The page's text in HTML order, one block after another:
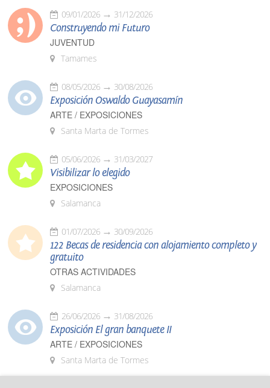
09/01/2026 31/12/2026
Construyendo mi Futuro
JUVENTUD
Tamames
08/05/2026 30/08/2026
Exposición Oswaldo Guayasamín
ARTE / EXPOSICIONES
Santa Marta de Tormes
05/06/2026 31/03/2027
Visibilizar lo elegido
EXPOSICIONES
Salamanca
01/07/2026 30/09/2026
122 Becas de residencia con alojamiento completo y
gratuito
OTRAS ACTIVIDADES
Salamanca
26/06/2026 31/08/2026
Exposición El gran banquete II
ARTE / EXPOSICIONES
Santa Marta de Tormes